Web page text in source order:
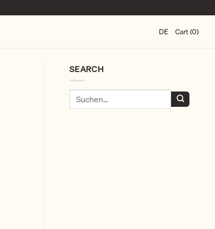
DE Cart (0)
SEARCH